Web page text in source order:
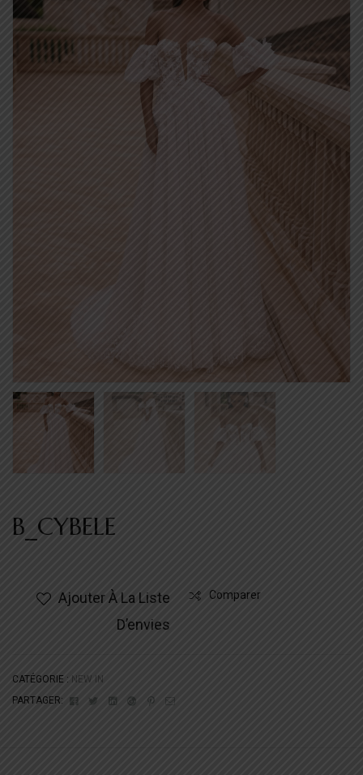
B_CYBELE
Ajouter À La Liste
D’envies
Comparer
CATÉGORIE : NEW IN
PARTAGER:
FacebookTwitterLinkedinGoogle+Pinterest
Email